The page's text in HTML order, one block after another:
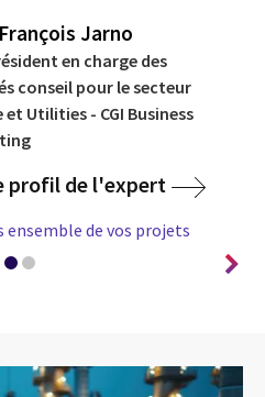
Jarno
en charge des
conseil pour le secteur
et Utilities - CGI Business
profil de l'expert
ensemble de vos projets